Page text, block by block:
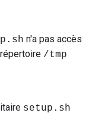
n'a pas accès
/tmp
setup.sh